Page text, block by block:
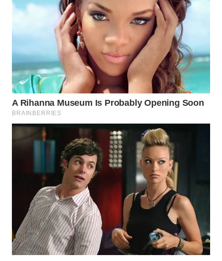
KUNINGAN
WN
MAJALENGKA
WN
SUBANG
WN
PURWAKARTA
WN
PRIANGAN
TIMUR
WN